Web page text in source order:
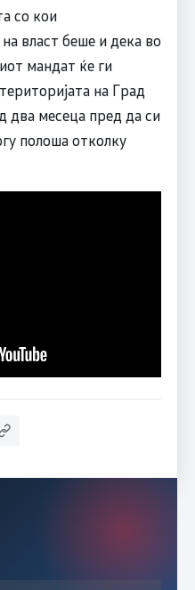
со кои
власт беше и дека во
мандат ќе ги
на Град
два месеца пред да си
полоша отколку